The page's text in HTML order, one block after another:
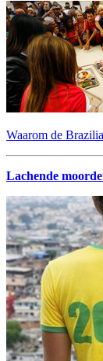
Waarom de
Lachende